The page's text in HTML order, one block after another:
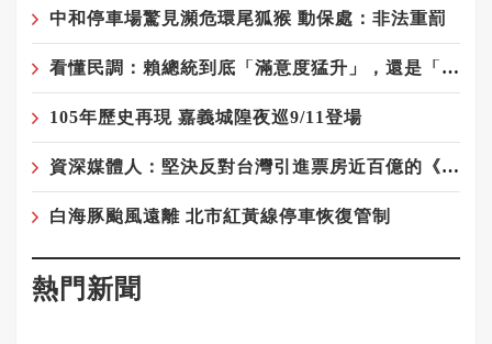
中和停車場驚見瀕危環尾狐猴 動保處：非法重罰
看懂民調：賴總統到底「滿意度猛升」，還是「不滿意度狂飆」？
105年歷史再現 嘉義城隍夜巡9/11登場
資深媒體人：堅決反對台灣引進票房近百億的《給阿嬤的情書》！
白海豚颱風遠離 北市紅黃線停車恢復管制
熱門新聞